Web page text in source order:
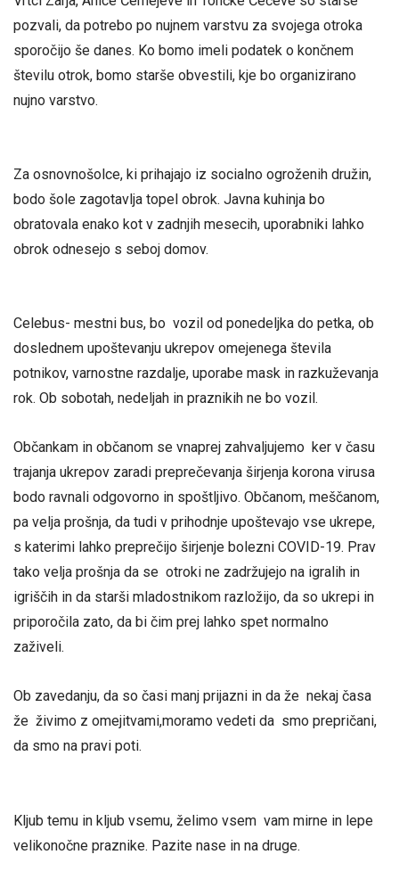
pozvali, da potrebo po nujnem varstvu za svojega otroka
sporočijo še danes. Ko bomo imeli podatek o končnem
številu otrok, bomo starše obvestili, kje bo organizirano
nujno varstvo.
Za osnovnošolce, ki prihajajo iz socialno ogroženih družin,
bodo šole zagotavlja topel obrok. Javna kuhinja bo
obratovala enako kot v zadnjih mesecih, uporabniki lahko
obrok odnesejo s seboj domov.
Celebus- mestni bus, bo vozil od ponedeljka do petka, ob
doslednem upoštevanju ukrepov omejenega števila
potnikov, varnostne razdalje, uporabe mask in razkuževanja
rok. Ob sobotah, nedeljah in praznikih ne bo vozil.
Občankam in občanom se vnaprej zahvaljujemo ker v času
trajanja ukrepov zaradi preprečevanja širjenja korona virusa
bodo ravnali odgovorno in spoštljivo. Občanom, meščanom,
pa velja prošnja, da tudi v prihodnje upoštevajo vse ukrepe,
s katerimi lahko preprečijo širjenje bolezni COVID-19. Prav
tako velja prošnja da se otroki ne zadržujejo na igralih in
igriščih in da starši mladostnikom razložijo, da so ukrepi in
priporočila zato, da bi čim prej lahko spet normalno
zaživeli.
Ob zavedanju, da so časi manj prijazni in da že nekaj časa
že živimo z omejitvami,moramo vedeti da smo prepričani,
da smo na pravi poti.
Kljub temu in kljub vsemu, želimo vsem vam mirne in lepe
velikonočne praznike. Pazite nase in na druge.